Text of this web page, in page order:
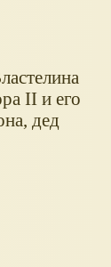
II и его
дед